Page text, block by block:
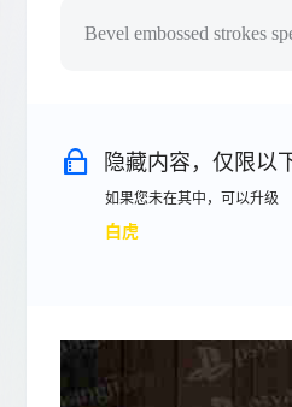
Bevel embossed strokes
隐藏内容，仅限以
如果您未在其中，可以升级
白虎